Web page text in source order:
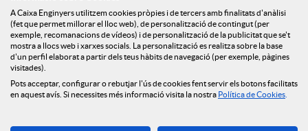
r
x
e
c
a
n
n
Troba'ns a
Blog
A Caixa Enginyers utilitzem cookies pròpies i de tercers amb finalitats d'anàlisi
(fet que permet millorar el lloc web), de personalització de contingut (per
exemple, recomanacions de vídeos) i de personalització de la publicitat que se't
mostra a llocs web i xarxes socials. La personalització es realitza sobre la base
d'un perfil elaborat a partir dels teus hàbits de navegació (per exemple, pàgines
visitades).
Pots acceptar, configurar o rebutjar l'ús de cookies fent servir els botons facilitats
en aquest avís. Si necessites més informació visita la nostra Política de Cookies